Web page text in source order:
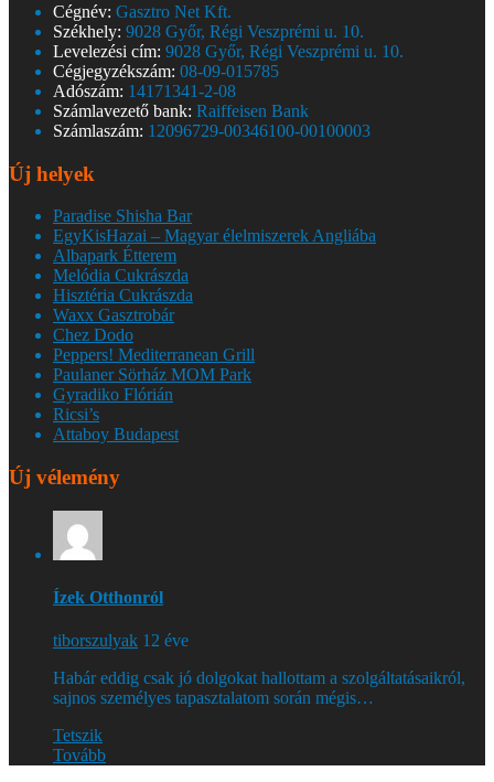
Cégnév: Gasztro Net Kft.
Székhely: 9028 Győr, Régi Veszprémi u. 10.
Levelezési cím: 9028 Győr, Régi Veszprémi u. 10.
Cégjegyzékszám: 08-09-015785
Adószám: 14171341-2-08
Számlavezető bank: Raiffeisen Bank
Számlaszám: 12096729-00346100-00100003
Új helyek
Paradise Shisha Bar
EgyKisHazai – Magyar élelmiszerek Angliába
Albapark Étterem
Melódia Cukrászda
Hisztéria Cukrászda
Waxx Gasztrobár
Chez Dodo
Peppers! Mediterranean Grill
Paulaner Sörház MOM Park
Gyradiko Flórián
Ricsi’s
Attaboy Budapest
Új vélemény
Ízek Otthonról
tiborszulyak 12 éve
Habár eddig csak jó dolgokat hallottam a szolgáltatásaikról,
sajnos személyes tapasztalatom során mégis…
Tetszik
Tovább